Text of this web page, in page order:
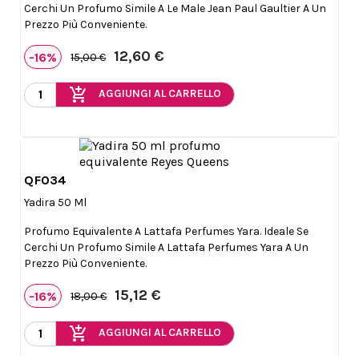
Cerchi Un Profumo Simile A Le Male Jean Paul Gaultier A Un
Prezzo Più Conveniente.
-16% 15,00 € 12,60 €
add_shopping_cart AGGIUNGI AL CARRELLO
QF034
Yadira 50 Ml
Profumo Equivalente A Lattafa Perfumes Yara. Ideale Se
Cerchi Un Profumo Simile A Lattafa Perfumes Yara A Un
Prezzo Più Conveniente.
-16% 18,00 € 15,12 €
add_shopping_cart AGGIUNGI AL CARRELLO